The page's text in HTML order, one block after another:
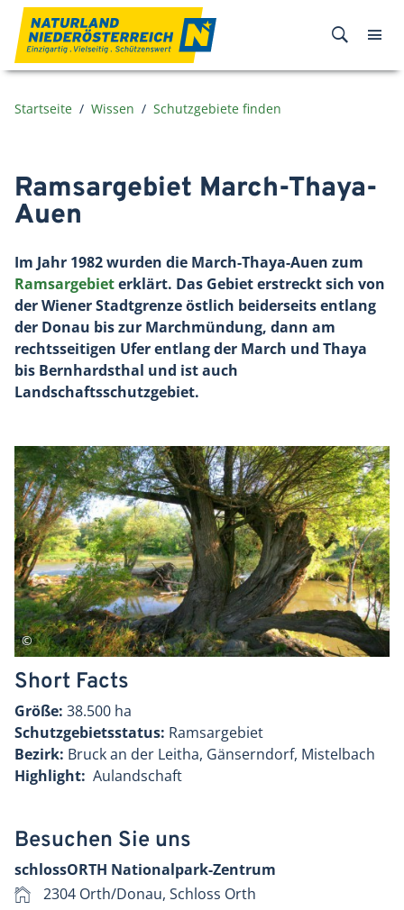
Zum Inhalt
Startseite Wissen Schutzgebiete finden
Ramsargebiet March-Thaya-
Auen
Im Jahr 1982 wurden die March-Thaya-Auen zum
Ramsargebieterklärt. Das Gebiet erstreckt sich von
der Wiener Stadtgrenze östlich beiderseits entlang
der Donau bis zur Marchmündung, dann am
rechtsseitigen Ufer entlang der March und Thaya
bis Bernhardsthal und ist auch
Landschaftsschutzgebiet.
Short Facts
Größe: 38.500 ha
Schutzgebietsstatus: Ramsargebiet
Bezirk: Bruck an der Leitha, Gänserndorf, Mistelbach
Highlight: Aulandschaft
Besuchen Sie uns
schlossORTH Nationalpark-Zentrum
2304 Orth/Donau, Schloss Orth